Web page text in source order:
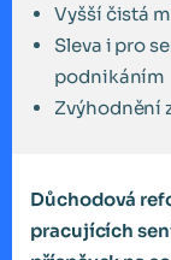
Vyšší čistá
Sleva i pro
podnikáním
Zvýhodnění
Důchodová
pracujících